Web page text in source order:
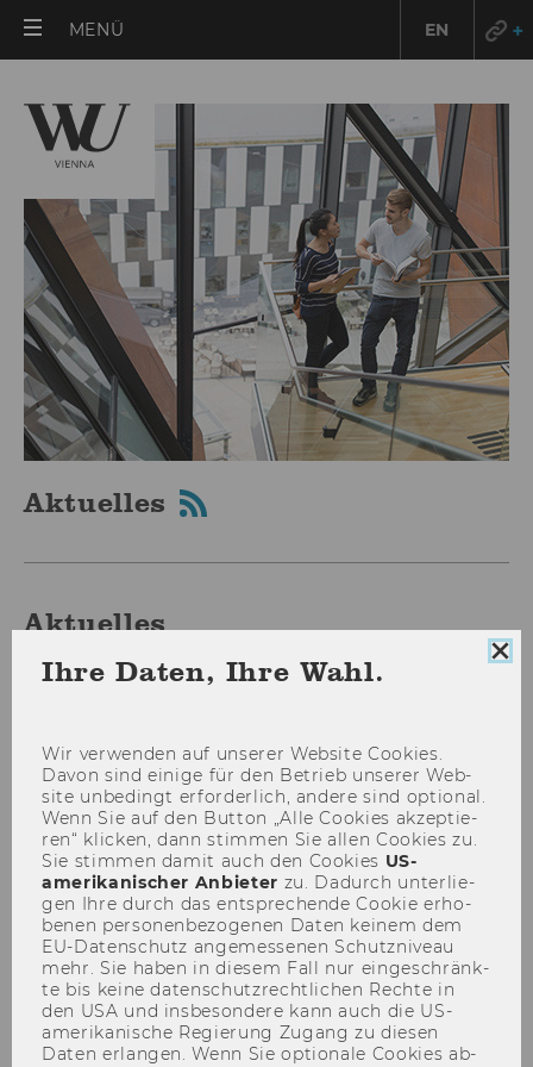
MENÜ EN
Aktuelles
Aktuelles
29. November 2023
ExInt-Gastvortrag mit Seedback und
Pave Commute
Ihre Daten, Ihre Wahl.
Wir ver­wen­den auf un­se­rer Web­site Coo­kies.
Davon sind ei­ni­ge für den Be­trieb un­se­rer Web­
site un­be­dingt er­for­der­lich, an­de­re sind op­tio­nal.
Wenn Sie auf den But­ton „Alle Coo­kies ak­zep­tie­
ren“ kli­cken, dann stim­men Sie allen Coo­kies zu.
Sie stim­men damit auch den Coo­kies US-​
amerikanischer An­bie­ter zu. Da­durch un­ter­lie­
gen Ihre durch das ent­spre­chen­de Coo­kie er­ho­
be­nen per­so­nen­be­zo­ge­nen Daten kei­nem dem
EU-​Datenschutz an­ge­mes­se­nen Schutz­ni­veau
mehr. Sie haben in die­sem Fall nur ein­ge­schränk­
te bis keine da­ten­schutz­recht­li­chen Rech­te in
den USA und ins­be­son­de­re kann auch die US-​
amerikanische Re­gie­rung Zu­gang zu die­sen
Daten er­lan­gen. Wenn Sie op­tio­na­le Coo­kies ab­